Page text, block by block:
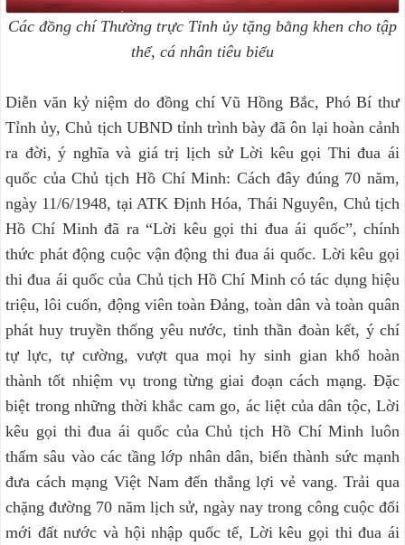
Các đồng chí Thường trực Tỉnh ủy tặng bằng khen cho tập
thể, cá nhân tiêu biểu
Diễn văn kỷ niệm do đồng chí Vũ Hồng Bắc, Phó Bí thư
Tỉnh ủy, Chủ tịch UBND tỉnh trình bày đã ôn lại hoàn cảnh
ra đời, ý nghĩa và giá trị lịch sử Lời kêu gọi Thi đua ái
quốc của Chủ tịch Hồ Chí Minh: Cách đây đúng 70 năm,
ngày 11/6/1948, tại ATK Định Hóa, Thái Nguyên, Chủ tịch
Hồ Chí Minh đã ra “Lời kêu gọi thi đua ái quốc”, chính
thức phát động cuộc vận động thi đua ái quốc. Lời kêu gọi
thi đua ái quốc của Chủ tịch Hồ Chí Minh có tác dụng hiệu
triệu, lôi cuốn, động viên toàn Đảng, toàn dân và toàn quân
phát huy truyền thống yêu nước, tinh thần đoàn kết, ý chí
tự lực, tự cường, vượt qua mọi hy sinh gian khổ hoàn
thành tốt nhiệm vụ trong từng giai đoạn cách mạng. Đặc
biệt trong những thời khắc cam go, ác liệt của dân tộc, Lời
kêu gọi thi đua ái quốc của Chủ tịch Hồ Chí Minh luôn
thấm sâu vào các tầng lớp nhân dân, biến thành sức mạnh
đưa cách mạng Việt Nam đến thắng lợi vẻ vang. Trải qua
chặng đường 70 năm lịch sử, ngày nay trong công cuộc đổi
mới đất nước và hội nhập quốc tế, Lời kêu gọi thi đua ái